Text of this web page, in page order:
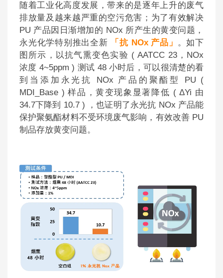
随着工业化高度发展，带来的是逐年上升的废气
排放量及越来越严重的空污危害；为了有效解决
PU 产品因日渐增加的 NOx 所产生的黄变问题，
永光化学特别推出全新
「抗 NOx 产品」 。如下
图所示，以抗气熏变色实验 ( AATCC 23，NOx
浓度 4~5ppm ) 测试 48 小时后，可以很清楚的看
到当添加永光抗 NOx 产品的聚酯型 PU (
MDI_Base ) 样品，黄变现象显著降低 (ΔYi 由
34.7下降到 10.7 ) ，也证明了永光抗 NOx 产品能
保护聚氨酯材料不受环境废气影响，有效改善 PU
制品存放黄变问题。